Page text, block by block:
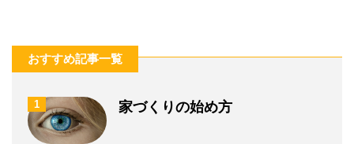
おすすめ記事一覧
1 家づくりの始め方